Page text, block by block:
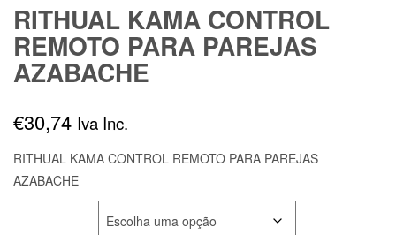
RITHUAL KAMA CONTROL
REMOTO PARA PAREJAS
AZABACHE
€30,74 Iva Inc.
RITHUAL KAMA CONTROL REMOTO PARA PAREJAS
AZABACHE